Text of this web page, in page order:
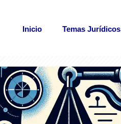
Inicio Temas Jurídicos